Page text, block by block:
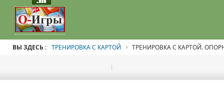
ВЫ ЗДЕСЬ : ТРЕНИРОВКА С КАРТОЙ ТРЕНИРОВКА С КАРТОЙ.